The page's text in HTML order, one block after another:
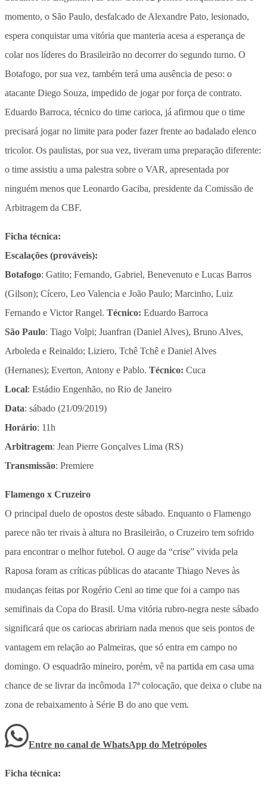
momento, o São Paulo, desfalcado de Alexandre Pato, lesionado,
espera conquistar uma vitória que manteria acesa a esperança de
colar nos líderes do Brasileirão no decorrer do segundo turno. O
Botafogo, por sua vez, também terá uma ausência de peso: o
atacante Diego Souza, impedido de jogar por força de contrato.
Eduardo Barroca, técnico do time carioca, já afirmou que o time
precisará jogar no limite para poder fazer frente ao badalado elenco
tricolor. Os paulistas, por sua vez, tiveram uma preparação diferente:
o time assistiu a uma palestra sobre o VAR, apresentada por
ninguém menos que Leonardo Gaciba, presidente da Comissão de
Arbitragem da CBF.
Ficha técnica:
Escalações (prováveis):
Botafogo: Gatito; Fernando, Gabriel, Benevenuto e Lucas Barros
(Gilson); Cícero, Leo Valencia e João Paulo; Marcinho, Luiz
Fernando e Victor Rangel. Técnico: Eduardo Barroca
São Paulo: ​Tiago Volpi; Juanfran (Daniel Alves), Bruno Alves,
Arboleda e Reinaldo; Liziero, Tchê Tchê e Daniel Alves
(Hernanes); Everton, Antony e Pablo. Técnico: Cuca
Local: Estádio Engenhão, no Rio de Janeiro
Data: sábado (21/09/2019)
Horário: 11h
Arbitragem: ​Jean Pierre Gonçalves Lima (RS)
Transmissão: ​Premiere
Flamengo x Cruzeiro
O principal duelo de opostos deste sábado. Enquanto o Flamengo
parece não ter rivais à altura no Brasileirão, o Cruzeiro tem sofrido
para encontrar o melhor futebol. O auge da “crise” vivida pela
Raposa foram as críticas públicas do atacante Thiago Neves às
mudanças feitas por Rogério Ceni ao time que foi a campo nas
semifinais da Copa do Brasil. Uma vitória rubro-negra neste sábado
significará que os cariocas abririam nada menos que seis pontos de
vantagem em relação ao Palmeiras, que só entra em campo no
domingo. O esquadrão mineiro, porém, vê na partida em casa uma
chance de se livrar da incômoda 17ª colocação, que deixa o clube na
zona de rebaixamento à Série B do ano que vem.
Entre no canal de WhatsApp do Metrópoles
Ficha técnica: